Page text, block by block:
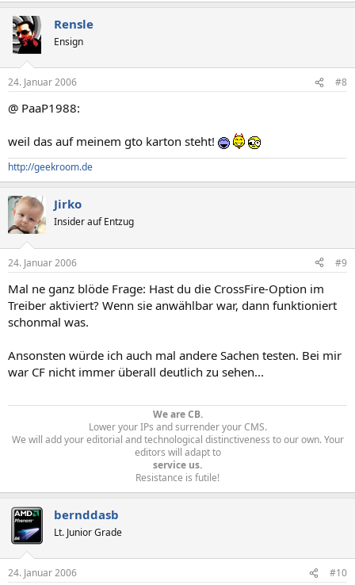
Rensle
Ensign
24. Januar 2006 #8
@ PaaP1988:
weil das auf meinem gto karton steht!
http://geekroom.de
Jirko
Insider auf Entzug
24. Januar 2006 #9
Mal ne ganz blöde Frage: Hast du die CrossFire-Option im
Treiber aktiviert? Wenn sie anwählbar war, dann funktioniert
schonmal was.
Ansonsten würde ich auch mal andere Sachen testen. Bei mir
war CF nicht immer überall deutlich zu sehen...
We are CB.
Lower your IPs and surrender your CMS.
We will add your editorial and technological distinctiveness to our own. Your
editors will adapt to
service us.
Resistance is futile!​
bernddasb
Lt. Junior Grade
24. Januar 2006 #10